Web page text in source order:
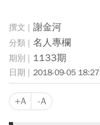
謝金河
名人專欄
1133期
2018-09-05 18:27
+A -A